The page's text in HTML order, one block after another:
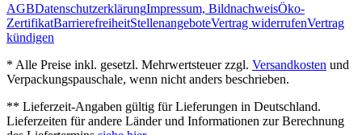
AGBDatenschutzerklärungImpressum, BildnachweisÖko‐
ZertifikatBarrierefreiheitStellenangeboteVertrag widerrufenVertrag
kündigen
* Alle Preise inkl. gesetzl. Mehrwertsteuer zzgl. Versandkosten und
Verpackungspauschale, wenn nicht anders beschrieben.
** Lieferzeit‐Angaben gültig für Lieferungen in Deutschland.
Lieferzeiten für andere Länder und Informationen zur Berechnung